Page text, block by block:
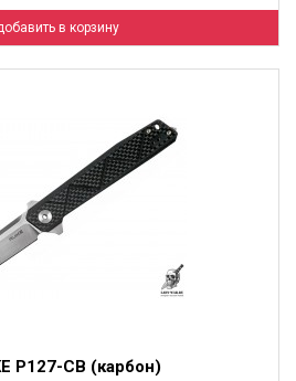
в корзину
P127-CB (карбон)